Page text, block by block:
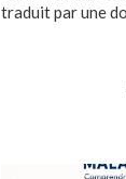
traduit par une